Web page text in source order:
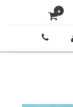
0